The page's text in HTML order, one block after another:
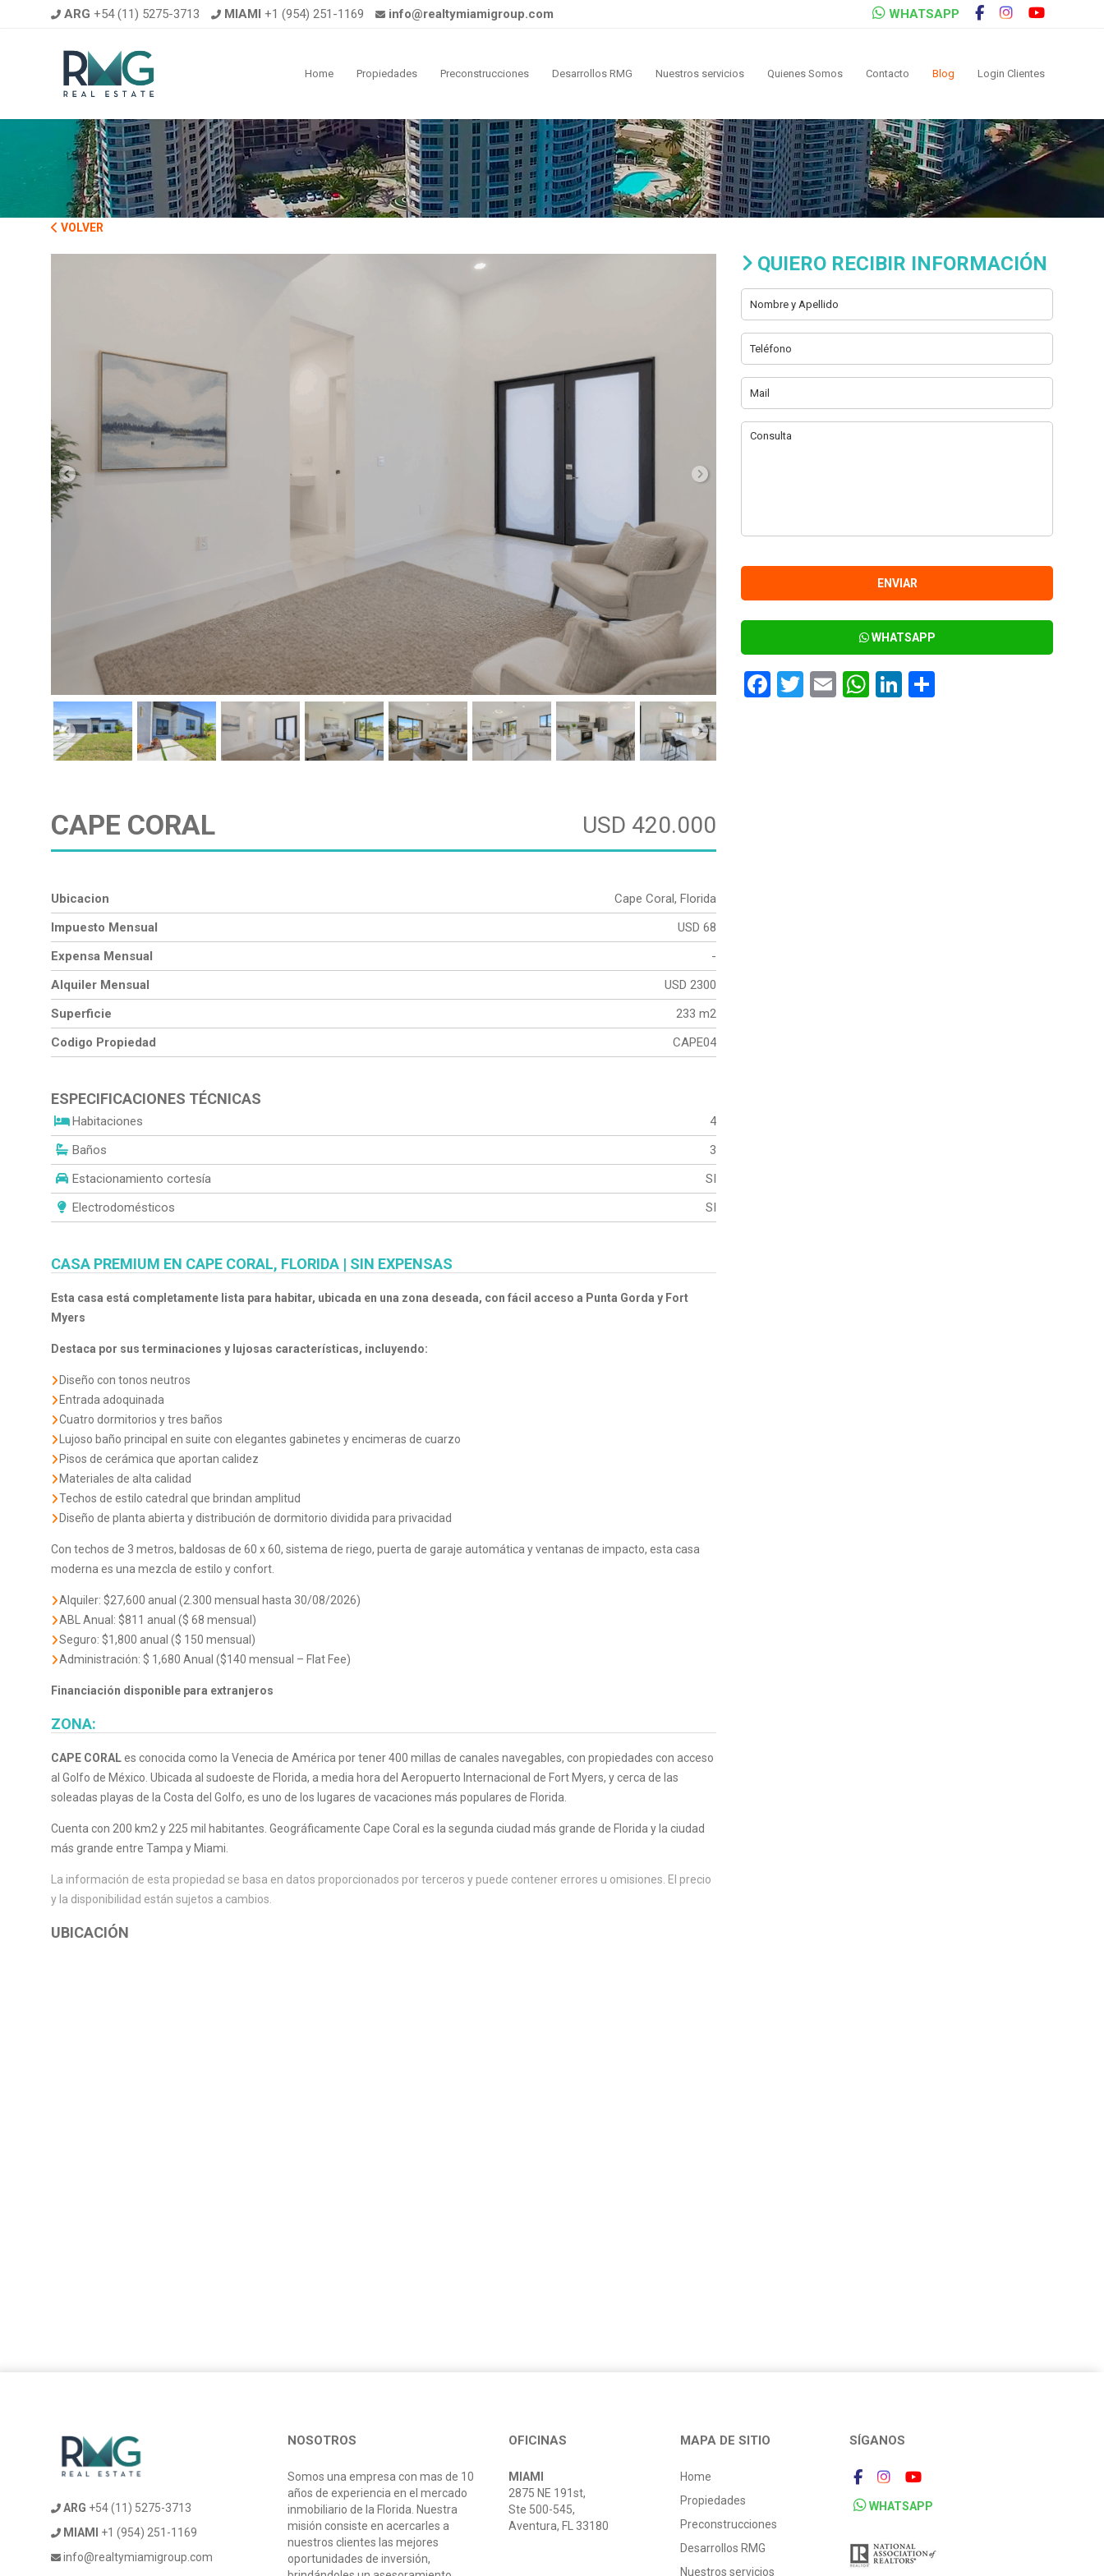
ARG +54 (11) 5275-3713 MIAMI +1 (954) 251-1169 info@realtymiamigroup.com WHATSAPP
Home Propiedades Preconstrucciones Desarrollos RMG Nuestros servicios Quienes Somos Contacto Blog Login Clientes
VOLVER
CAPE CORAL USD 420.000
Ubicacion
Cape Coral, Florida
Impuesto Mensual
USD 68
Expensa Mensual
-
Alquiler Mensual
USD 2300
Superficie
233 m2
Codigo Propiedad
CAPE04
ESPECIFICACIONES TÉCNICAS
Habitaciones
4
Baños
3
Estacionamiento cortesía
SI
Electrodomésticos
SI
CASA PREMIUM EN CAPE CORAL, FLORIDA | SIN EXPENSAS
Esta casa está completamente lista para habitar, ubicada en una zona deseada, con fácil acceso a Punta Gorda y Fort
Myers
Destaca por sus terminaciones y lujosas características, incluyendo:
Diseño con tonos neutros
Entrada adoquinada
Cuatro dormitorios y tres baños
Lujoso baño principal en suite con elegantes gabinetes y encimeras de cuarzo
Pisos de cerámica que aportan calidez
Materiales de alta calidad
Techos de estilo catedral que brindan amplitud
Diseño de planta abierta y distribución de dormitorio dividida para privacidad
Con techos de 3 metros, baldosas de 60 x 60, sistema de riego, puerta de garaje automática y ventanas de impacto, esta casa
moderna es una mezcla de estilo y confort.
Alquiler: $27,600 anual (2.300 mensual hasta 30/08/2026)
ABL Anual: $811 anual ($ 68 mensual)
Seguro: $1,800 anual ($ 150 mensual)
Administración: $ 1,680 Anual ($140 mensual – Flat Fee)
Financiación disponible para extranjeros
ZONA:
CAPE CORALes conocida como la Venecia de América por tener 400 millas de canales navegables, con propiedades con acceso
al Golfo de México. Ubicada al sudoeste de Florida, a media hora del Aeropuerto Internacional de Fort Myers, y cerca de las
soleadas playas de la Costa del Golfo, es uno de los lugares de vacaciones más populares de Florida.
Cuenta con 200 km2 y 225 mil habitantes. Geográficamente Cape Coral es la segunda ciudad más grande de Florida y la ciudad
más grande entre Tampa y Miami.
La información de esta propiedad se basa en datos proporcionados por terceros y puede contener errores u omisiones. El precio
y la disponibilidad están sujetos a cambios.
UBICACIÓN
QUIERO RECIBIR INFORMACIÓN
WHATSAPP
Facebook
Twitter
EmailWhatsApp
LinkedIn
ARG +54 (11) 5275-3713
MIAMI
+1 (954) 251-1169
info@realtymiamigroup.com
NOSOTROS
Somos una empresa con mas de 10
años de experiencia en el mercado
inmobiliario de la Florida. Nuestra
misión consiste en acercarles a
nuestros clientes las mejores
oportunidades de inversión,
OFICINAS
MIAMI
2875 NE 191st,
Ste 500-545,
Aventura, FL 33180
MAPA DE SITIO
Home
Propiedades
Preconstrucciones
Desarrollos RMG
Nuestros servicios
SÍGANOS
WHATSAPP